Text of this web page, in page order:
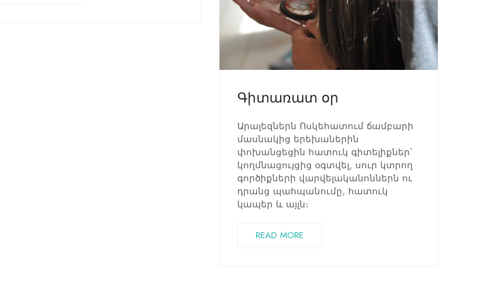
Գիտառատ օր
Արալեզներն Ոսկեհատում ճամբարի
մասնակից երեխաներին
փոխանցեցին հատուկ գիտելիքներ՝
կողմնացույցից օգտվել, սուր կտրող
գործիքների վարվելականոններն ու
դրանց պահպանումը, հատուկ
կապեր և այլն։
READ MORE